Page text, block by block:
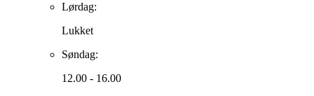
Lørdag:
Lukket
Søndag:
12.00 - 16.00